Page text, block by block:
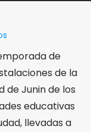
de
de la
de Junin de los
educativas
llevadas a